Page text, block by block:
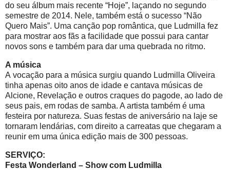
do seu álbum mais recente “Hoje”, laçando no segundo
semestre de 2014. Nele, também está o sucesso “Não
Quero Mais”. Uma canção pop romântica, que Ludmilla fez
para mostrar aos fãs a facilidade que possui para cantar
novos sons e também para dar uma quebrada no ritmo.
A música
A vocação para a música surgiu quando Ludmilla Oliveira
tinha apenas oito anos de idade e cantava músicas de
Alcione, Revelação e outros craques do pagode, ao lado de
seus pais, em rodas de samba. A artista também é uma
festeira por natureza. Suas festas de aniversário na laje se
tornaram lendárias, com direito a carreatas que chegaram a
reunir em uma única edição mais de 300 pessoas.
SERVIÇO:
Festa Wonderland – Show com Ludmilla